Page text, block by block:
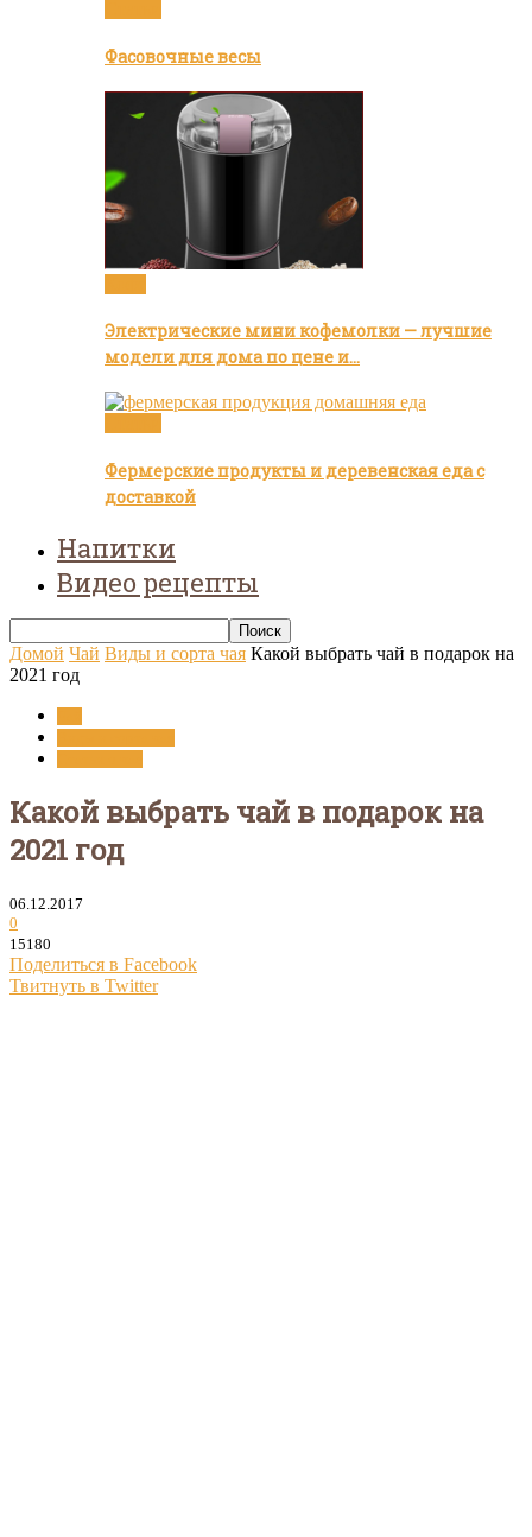
Фасовочные весы
Электрические мини кофемолки — лучшие
модели для дома по цене и…
Фермерские продукты и деревенская еда с
доставкой
Напитки
Видео рецепты
Домой Чай Виды и сорта чая Какой выбрать чай в подарок на
2021 год
Какой выбрать чай в подарок на
2021 год
06.12.2017
0
15180
Поделиться в Facebook
Твитнуть в Twitter